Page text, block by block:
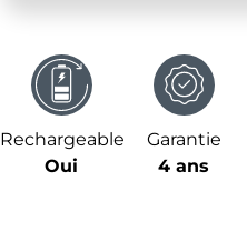
Rechargeable
Oui
Garantie
4 ans